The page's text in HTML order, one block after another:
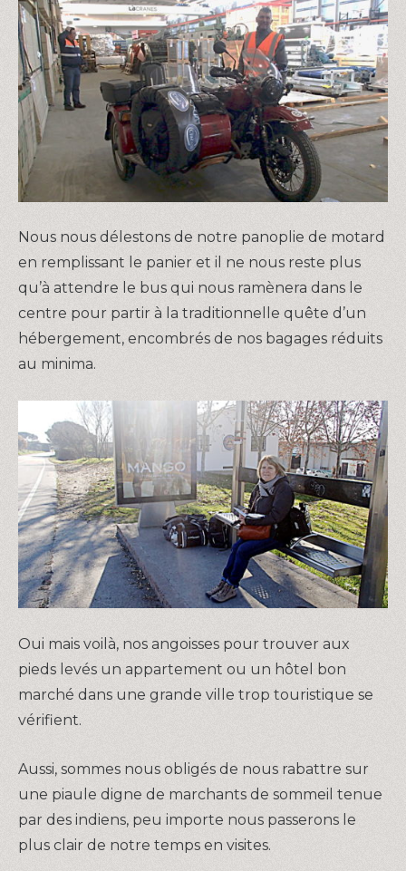
Nous nous délestons de notre panoplie de motard
en remplissant le panier et il ne nous reste plus
qu’à attendre le bus qui nous ramènera dans le
centre pour partir à la traditionnelle quête d’un
hébergement, encombrés de nos bagages réduits
au minima.
Oui mais voilà, nos angoisses pour trouver aux
pieds levés un appartement ou un hôtel bon
marché dans une grande ville trop touristique se
vérifient.
Aussi, sommes nous obligés de nous rabattre sur
une piaule digne de marchants de sommeil tenue
par des indiens, peu importe nous passerons le
plus clair de notre temps en visites.